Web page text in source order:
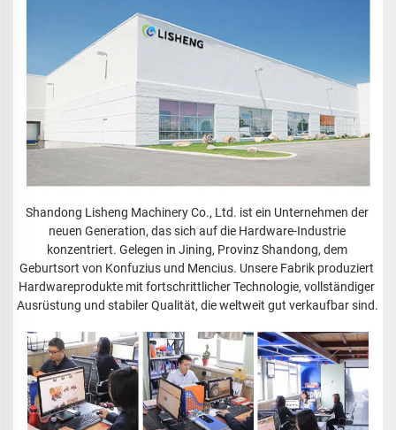
Shandong Lisheng Machinery Co., Ltd. ist ein Unternehmen der
neuen Generation, das sich auf die Hardware-Industrie
konzentriert. Gelegen in Jining, Provinz Shandong, dem
Geburtsort von Konfuzius und Mencius. Unsere Fabrik produziert
Hardwareprodukte mit fortschrittlicher Technologie, vollständiger